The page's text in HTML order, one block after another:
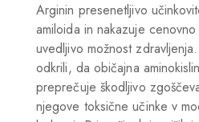
Arginin presenetljivo
amiloida in nakazuje
uvedljivo možnost
odkrili, da običajna
preprečuje škodljivo
njegove toksične učinke v